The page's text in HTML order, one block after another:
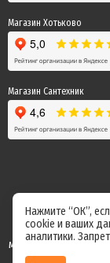
Магазин Хотьково
Магазин Сантехник
Цены на сайте не
менеджера после
Нажмите “ОК”,
cookie и ваших
аналитики.